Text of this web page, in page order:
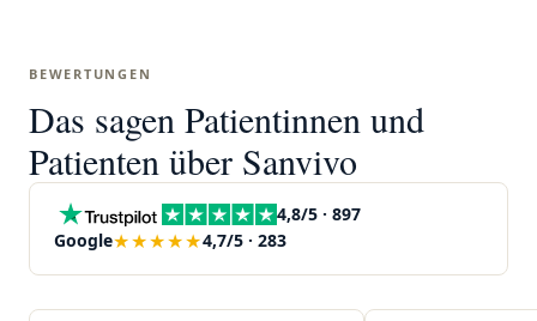
BEWERTUNGEN
Das sagen Patientinnen und
Patienten über Sanvivo
4,8/5 · 897
Google★★★★★4,7/5 · 283